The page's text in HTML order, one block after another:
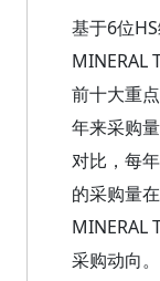
基于6位
MINERAL
前十大重
年来采购
对比，每
的采购量
MINERAL
采购动向。